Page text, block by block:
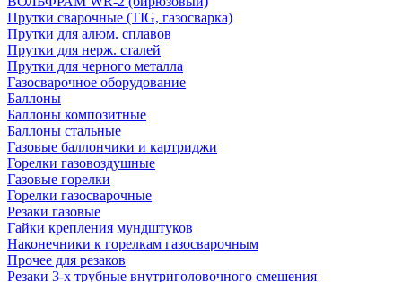
Прутки сварочные (TIG, газосварка)
Прутки для алюм. сплавов
Прутки для нерж. сталей
Прутки для черного металла
Газосварочное оборудование
Баллоны
Баллоны композитные
Баллоны стальные
Газовые баллончики и картриджи
Горелки газовоздушные
Газовые горелки
Горелки газосварочные
Резаки газовые
Гайки крепления мундштуков
Наконечники к горелкам газосварочным
Прочее для резаков
Резаки 3-х трубные внутриголовочного смешения